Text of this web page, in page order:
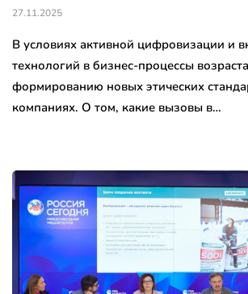
27.11.2025
В условиях активной цифровизации и
технологий в бизнес-процессы
формированию новых этических
компаниях. О том, какие вызовы в…